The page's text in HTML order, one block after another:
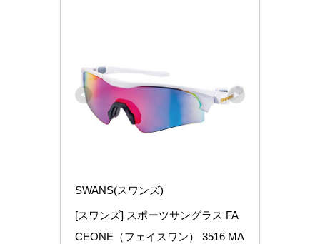
SWANS(スワンズ)
[スワンズ] スポーツサングラス FA
CEONE（フェイスワン） 3516 MA